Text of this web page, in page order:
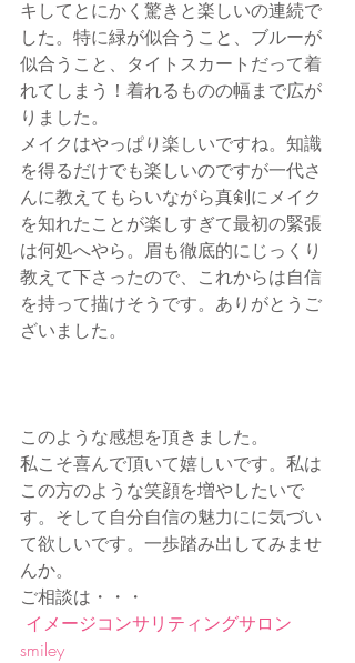
キしてとにかく驚きと楽しいの連続で
した。特に緑が似合うこと、ブルーが
似合うこと、タイトスカートだって着
れてしまう！着れるものの幅まで広が
りました。
メイクはやっぱり楽しいですね。知識
を得るだけでも楽しいのですが一代さ
んに教えてもらいながら真剣にメイク
を知れたことが楽しすぎて最初の緊張
は何処へやら。眉も徹底的にじっくり
教えて下さったので、これからは自信
を持って描けそうです。ありがとうご
ざいました。
このような感想を頂きました。
私こそ喜んで頂いて嬉しいです。私は
この方のような笑顔を増やしたいで
す。そして自分自信の魅力にに気づい
て欲しいです。一歩踏み出してみませ
んか。
ご相談は・・・
イメージコンサリティングサロン
smiley